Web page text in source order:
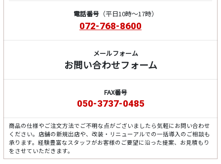
電話番号（平日10時～17時）
072-768-8600
メールフォーム
お問い合わせフォーム
FAX番号
050-3737-0485
商品の仕様やご注文方法でご不明な点がございましたら気軽にお問い合わせ
ください。店舗の新規出店や、改装・リニューアルでの一括導入のご相談も
承ります。経験豊富なスタッフがお客様のご要望に沿った提案、お見積もり
をさせていただきます。